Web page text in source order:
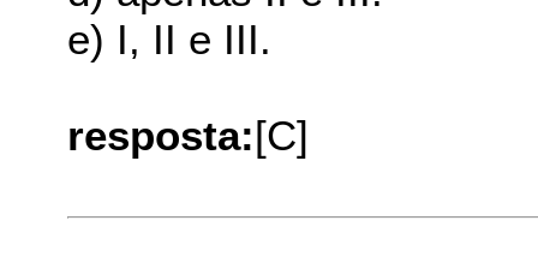
e) I, II e III.
resposta:[C]